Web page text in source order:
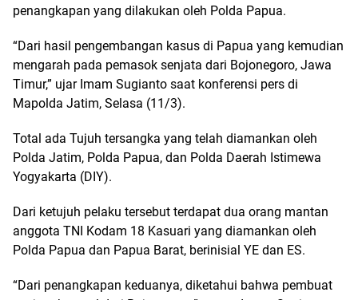
penangkapan yang dilakukan oleh Polda Papua.
“Dari hasil pengembangan kasus di Papua yang kemudian
mengarah pada pemasok senjata dari Bojonegoro, Jawa
Timur,” ujar Imam Sugianto saat konferensi pers di
Mapolda Jatim, Selasa (11/3).
Total ada Tujuh tersangka yang telah diamankan oleh
Polda Jatim, Polda Papua, dan Polda Daerah Istimewa
Yogyakarta (DIY).
Dari ketujuh pelaku tersebut terdapat dua orang mantan
anggota TNI Kodam 18 Kasuari yang diamankan oleh
Polda Papua dan Papua Barat, berinisial YE dan ES.
“Dari penangkapan keduanya, diketahui bahwa pembuat